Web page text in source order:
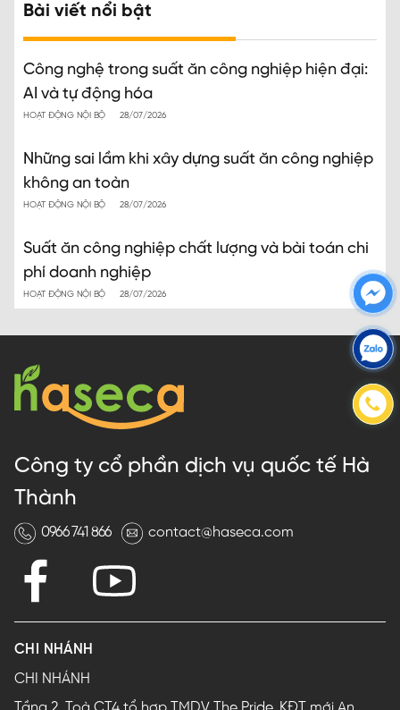
Bài viết nổi bật
Công nghệ trong suất ăn công nghiệp hiện đại:
AI và tự động hóa
HOẠT ĐỘNG NỘI BỘ 28/07/2026
Những sai lầm khi xây dựng suất ăn công nghiệp
không an toàn
HOẠT ĐỘNG NỘI BỘ 28/07/2026
Suất ăn công nghiệp chất lượng và bài toán chi
phí doanh nghiệp
HOẠT ĐỘNG NỘI BỘ 28/07/2026
Công ty cổ phần dịch vụ quốc tế Hà
Thành
0966 741 866 contact@haseca.com
CHI NHÁNH
CHI NHÁNH